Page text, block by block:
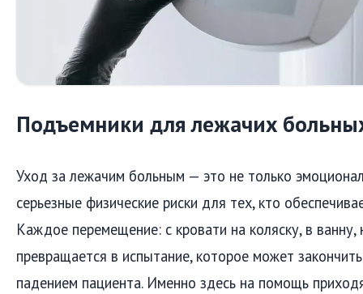
Подъемники для лежачих
Уход за лежачим больным — это не только
серьезные физические риски для тех, кто
Каждое перемещение: с кровати на коляску, в
превращается в испытание, которое может
падением пациента. Именно здесь на помощь